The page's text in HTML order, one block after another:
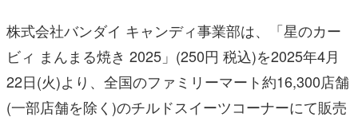
株式会社バンダイ キャンディ事業部は、「星のカー
ビィ まんまる焼き 2025」(250円 税込)を2025年4月
22日(火)より、全国のファミリーマート約16,300店舗
(一部店舗を除く)のチルドスイーツコーナーにて販売